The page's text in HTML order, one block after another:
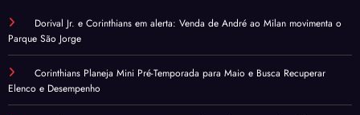
Dorival Jr. e Corinthians em alerta: Venda de André ao Milan movimenta o
Parque São Jorge
Corinthians Planeja Mini Pré-Temporada para Maio e Busca Recuperar
Elenco e Desempenho